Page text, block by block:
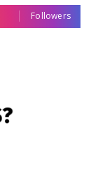
Followers